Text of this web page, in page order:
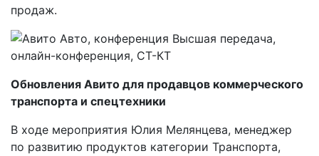
продаж.
Обновления Авито для продавцов коммерческого
транспорта и спецтехники
В ходе мероприятия Юлия Мелянцева, менеджер
по развитию продуктов категории Транспорта,